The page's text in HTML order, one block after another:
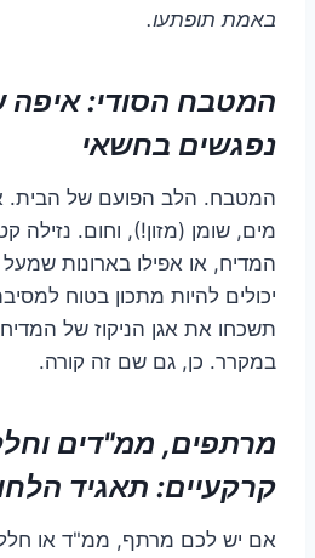
באמת תופתעו.
המטבח הסודי: איפה
נפגשים בחשאי
המטבח. הלב הפועם של הבית.
מים, שומן (מזון!), וחום.
המדיח, או אפילו בארונות
יכולים להיות מתכון בטוח
תשכחו את אגן הניקוז של
במקרר. כן, גם שם זה קורה.
מרתפים, ממ"דים
קרקעיים: תאגיד
אם יש לכם מרתף, ממ"ד או